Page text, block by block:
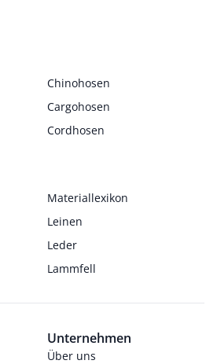
Chinohosen
Cargohosen
Cordhosen
Materiallexikon
Leinen
Leder
Lammfell
Unternehmen
Über uns